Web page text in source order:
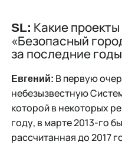
SL: Какие
«Безопасный
за последние
Евгений: В первую
небезызвестную
которой в некоторых
году, в марте 2013-го
рассчитанная до 2017